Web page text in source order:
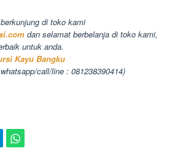
di toko kami
dan selamat berbelanja di toko kami,
untuk anda.
Kayu Bangku
call/line : 081238390414)